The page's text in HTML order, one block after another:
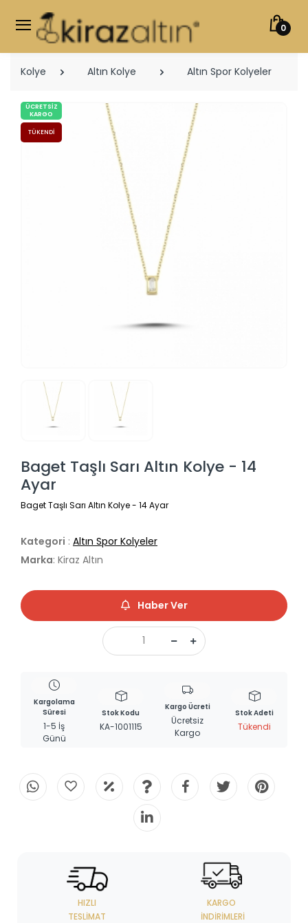
0
Kolye Altın Kolye Altın Spor Kolyeler
ÜCRETSIZ
KARGO
TÜKENDI
Baget Taşlı Sarı Altın Kolye - 14
Ayar
Baget Taşlı Sarı Altın Kolye - 14 Ayar
Kategori : Altın Spor Kolyeler
Marka: Kiraz Altın
Haber Ver
Kargolama
Süresi
1-5 İş
Günü
Stok Kodu
KA-1001115
Kargo Ücreti
Ücretsiz
Kargo
Stok Adeti
Tükendi
HIZLI
TESLIMAT
KARGO
İNDIRIMLERI